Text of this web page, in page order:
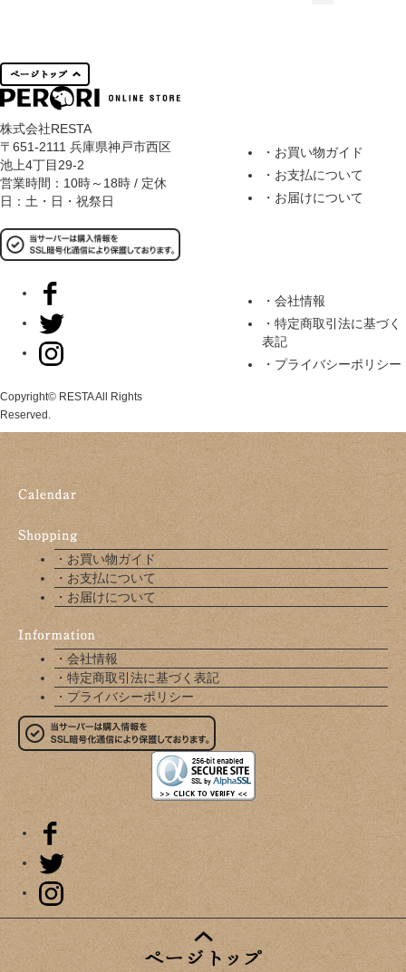
株式会社RESTA
〒651-2111 兵庫県神戸市西区
池上4丁目29-2
営業時間：10時～18時 / 定休
日：土・日・祝祭日
Copyright© RESTA All Rights
Reserved.
・お買い物ガイド
・お支払について
・お届けについて
・会社情報
・特定商取引法に基づく
表記
・プライバシーポリシー
・お買い物ガイド
・お支払について
・お届けについて
・会社情報
・特定商取引法に基づく表記
・プライバシーポリシー